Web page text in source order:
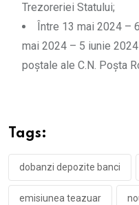
Trezoreriei Statului;
Între 13 mai 2024 –
mai 2024 – 5 iunie
poștale ale C.N. Poșta
Tags:
dobanzi depozite banci
emisiunea teazuar